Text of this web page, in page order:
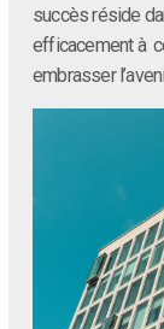
succès réside
efficacement à
embrasser